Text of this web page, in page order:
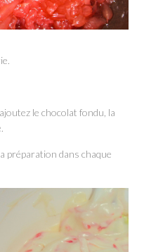
le chocolat fondu, la
préparation dans chaque